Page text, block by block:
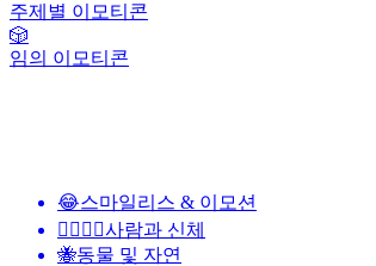
주제별 이모티콘
🎲
임의 이모티콘
😂스마일리스 & 이모션
👩‍❤️‍💋‍👨사람과 신체
🐝동물 및 자연